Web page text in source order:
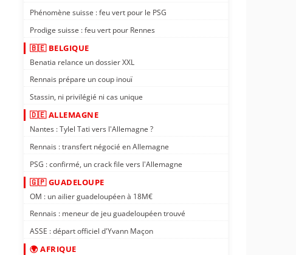
Phénomène suisse : feu vert pour le PSG
Prodige suisse : feu vert pour Rennes
🇧🇪 BELGIQUE
Benatia relance un dossier XXL
Rennais prépare un coup inouï
Stassin, ni privilégié ni cas unique
🇩🇪 ALLEMAGNE
Nantes : Tylel Tati vers l'Allemagne ?
Rennais : transfert négocié en Allemagne
PSG : confirmé, un crack file vers l'Allemagne
🇬🇵 GUADELOUPE
OM : un ailier guadeloupéen à 18M€
Rennais : meneur de jeu guadeloupéen trouvé
ASSE : départ officiel d'Yvann Maçon
🌍 AFRIQUE